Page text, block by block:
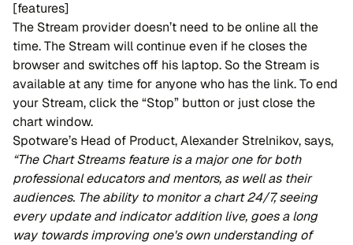
[features]
The Stream provider doesn’t need to be online all the
time. The Stream will continue even if he closes the
browser and switches off his laptop. So the Stream is
available at any time for anyone who has the link. To end
your Stream, click the “Stop” button or just close the
chart window.
Spotware’s Head of Product, Alexander Strelnikov, says,
“The Chart Streams feature is a major one for both
professional educators and mentors, as well as their
audiences. The ability to monitor a chart 24/7, seeing
every update and indicator addition live, goes a long
way towards improving one's own understanding of